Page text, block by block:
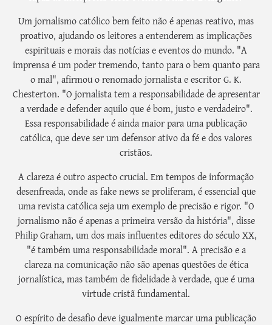
Um jornalismo católico bem feito não é apenas reativo, mas
proativo, ajudando os leitores a entenderem as implicações
espirituais e morais das notícias e eventos do mundo. "A
imprensa é um poder tremendo, tanto para o bem quanto para
o mal", afirmou o renomado jornalista e escritor G. K.
Chesterton. "O jornalista tem a responsabilidade de apresentar
a verdade e defender aquilo que é bom, justo e verdadeiro".
Essa responsabilidade é ainda maior para uma publicação
católica, que deve ser um defensor ativo da fé e dos valores
cristãos.
A clareza é outro aspecto crucial. Em tempos de informação
desenfreada, onde as fake news se proliferam, é essencial que
uma revista católica seja um exemplo de precisão e rigor. "O
jornalismo não é apenas a primeira versão da história", disse
Philip Graham, um dos mais influentes editores do século XX,
"é também uma responsabilidade moral". A precisão e a
clareza na comunicação não são apenas questões de ética
jornalística, mas também de fidelidade à verdade, que é uma
virtude cristã fundamental.
O espírito de desafio deve igualmente marcar uma publicação